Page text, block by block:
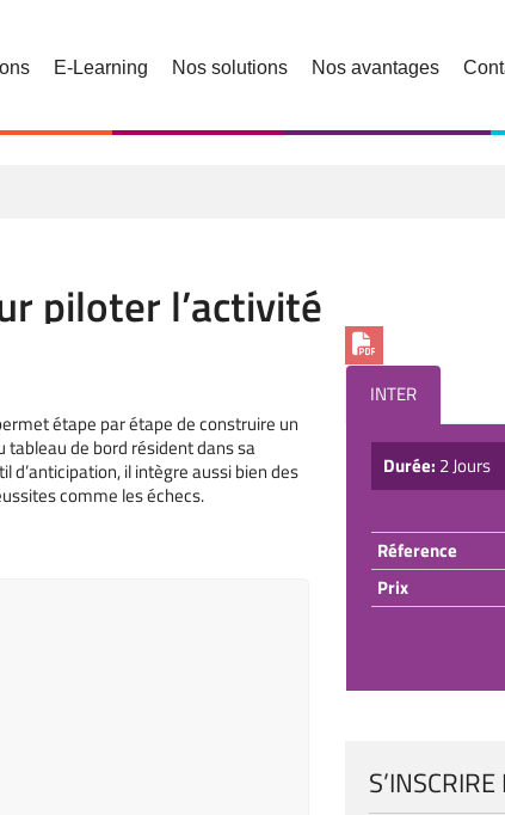
E-Learning Nos solutions Nos avantages
piloter l’activité
étape par étape de construire un
tableau de bord résident dans sa
il intègre aussi bien des
comme les échecs.
INTER
Durée: 2 Jours
Réference
Prix